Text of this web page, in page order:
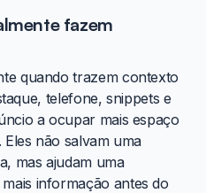
fazem
quando trazem contexto
telefone, snippets e
a ocupar mais espaço
não salvam uma
mas ajudam uma
informação antes do